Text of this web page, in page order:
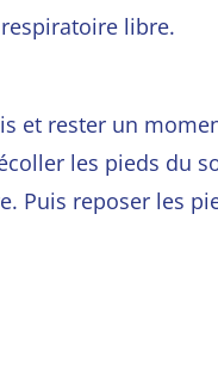
libre.
et rester un
les pieds du
Puis reposer les